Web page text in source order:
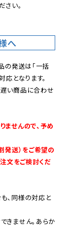
さい。
へ
の発送は「一括
となります。
い商品に合わせ
せんので、予め
発送）をご希望の
文をご検討くだ
、同様の対応と
きません。あらか